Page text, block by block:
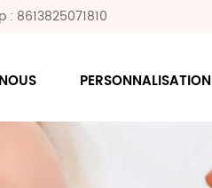
: 8613825071810
PERSONNALISATION